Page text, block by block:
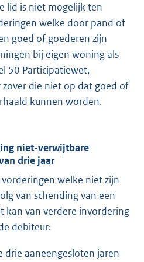
lid is niet mogelijk ten
welke door pand of
goed of goederen zijn
bij eigen woning als
50 Participatiewet,
die niet op dat goed of
kunnen worden.
niet-verwijtbare
drie jaar
vorderingen welke niet zijn
van schending van een
kan van verdere invordering
debiteur:
drie aaneengesloten jaren